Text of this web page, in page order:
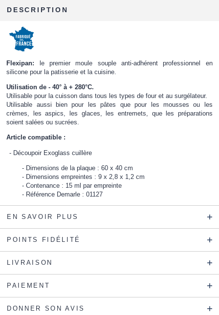
DESCRIPTION
Flexipan: le premier moule souple anti-adhérent professionnel en
silicone pour la patisserie et la cuisine.
Utilisation de - 40° à + 280°C.
Utilisable pour la cuisson dans tous les types de four et au surgélateur.
Utilisable aussi bien pour les pâtes que pour les mousses ou les
crèmes, les aspics, les glaces, les entremets, que les préparations
soient salées ou sucrées.
Article compatible :
Découpoir Exoglass cuillère
Dimensions de la plaque : 60 x 40 cm
Dimensions empreintes : 9 x 2,8 x 1,2 cm
Contenance : 15 ml par empreinte
Référence Demarle : 01127
EN SAVOIR PLUS
POINTS FIDÉLITÉ
LIVRAISON
PAIEMENT
DONNER SON AVIS